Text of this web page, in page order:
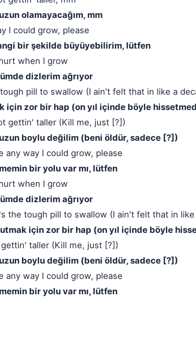
olamayacağım, mm
I could grow, please
bir şekilde büyüyebilirim, lütfen
when I grow
dizlerim ağrıyor
pill to swallow (I ain't felt that in like a
için zor bir hap (on yıl içinde böyle
gettin' taller (Kill me, just [?])
boylu değilim (beni öldür, sadece [?])
any way I could grow, please
bir yolu var mı, lütfen
when I grow
dizlerim ağrıyor
the tough pill to swallow (I ain't felt that in like
için zor bir hap (on yıl içinde böyle
taller (Kill me, just [?])
boylu değilim (beni öldür, sadece [?])
any way I could grow, please
bir yolu var mı, lütfen